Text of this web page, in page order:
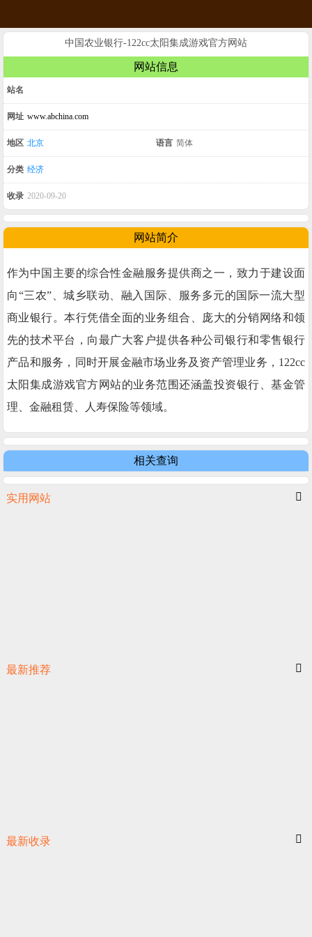
中国农业银行-122cc太阳集成游戏官方网站
网站信息
站名
网址 www.abchina.com
地区 北京 语言 简体
分类 经济
收录 2020-09-20
网站简介
作为中国主要的综合性金融服务提供商之一，致力于建设面
向“三农”、城乡联动、融入国际、服务多元的国际一流大型
商业银行。本行凭借全面的业务组合、庞大的分销网络和领
先的技术平台，向最广大客户提供各种公司银行和零售银行
产品和服务，同时开展金融市场业务及资产管理业务，122cc
太阳集成游戏官方网站的业务范围还涵盖投资银行、基金管
理、金融租赁、人寿保险等领域。
相关查询
实用网站
最新推荐
最新收录